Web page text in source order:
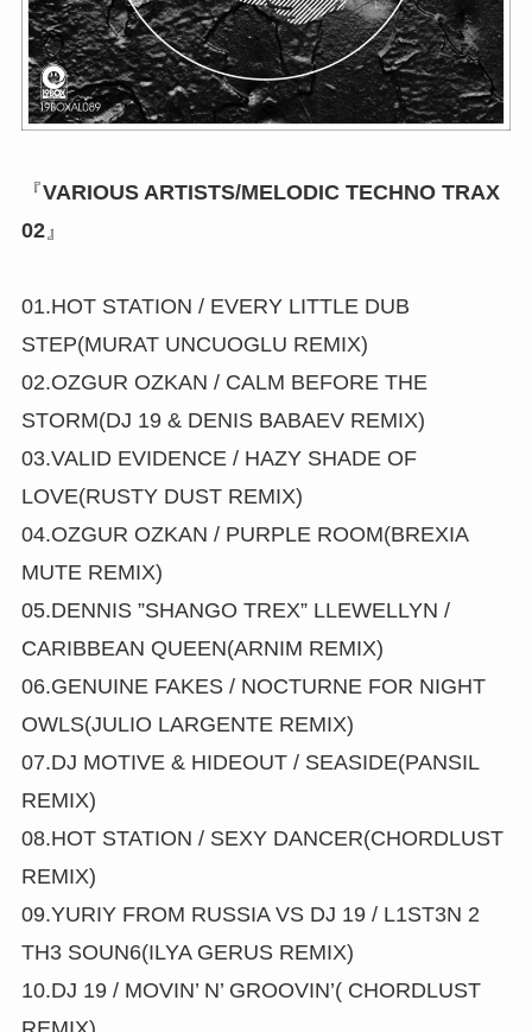
『VARIOUS ARTISTS/MELODIC TECHNO TRAX
02』
01.HOT STATION / EVERY LITTLE DUB
STEP(MURAT UNCUOGLU REMIX)
02.OZGUR OZKAN / CALM BEFORE THE
STORM(DJ 19 & DENIS BABAEV REMIX)
03.VALID EVIDENCE / HAZY SHADE OF
LOVE(RUSTY DUST REMIX)
04.OZGUR OZKAN / PURPLE ROOM(BREXIA
MUTE REMIX)
05.DENNIS ”SHANGO TREX” LLEWELLYN /
CARIBBEAN QUEEN(ARNIM REMIX)
06.GENUINE FAKES / NOCTURNE FOR NIGHT
OWLS(JULIO LARGENTE REMIX)
07.DJ MOTIVE & HIDEOUT / SEASIDE(PANSIL
REMIX)
08.HOT STATION / SEXY DANCER(CHORDLUST
REMIX)
09.YURIY FROM RUSSIA VS DJ 19 / L1ST3N 2
TH3 SOUN6(ILYA GERUS REMIX)
10.DJ 19 / MOVIN’ N’ GROOVIN’( CHORDLUST